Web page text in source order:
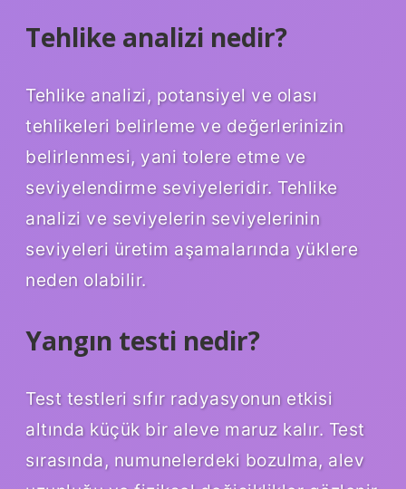
Tehlike analizi nedir?
Tehlike analizi, potansiyel ve olası
tehlikeleri belirleme ve değerlerinizin
belirlenmesi, yani tolere etme ve
seviyelendirme seviyeleridir. Tehlike
analizi ve seviyelerin seviyelerinin
seviyeleri üretim aşamalarında yüklere
neden olabilir.
Yangın testi nedir?
Test testleri sıfır radyasyonun etkisi
altında küçük bir aleve maruz kalır. Test
sırasında, numunelerdeki bozulma, alev